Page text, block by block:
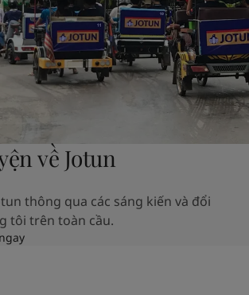
về Jotun
thông qua các sáng kiến và đổi
tôi trên toàn cầu.